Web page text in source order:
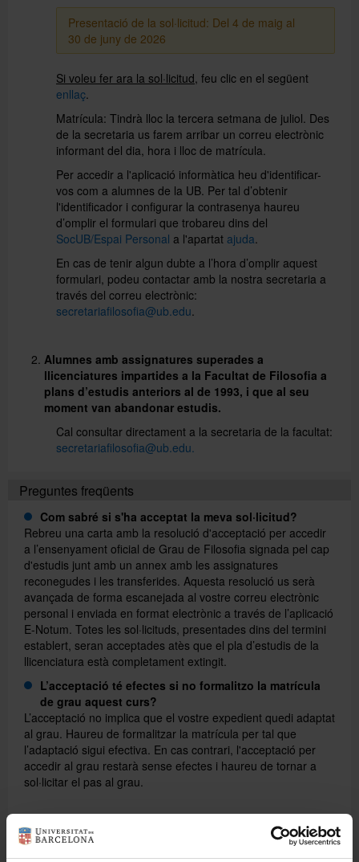
Presentació de la sol·licitud: Del 4 de maig al
30 de juny de 2026
Si voleu fer ara la sol·licitud , feu clic en el següent
enllaç
Matrícula: Tindrà lloc la tercera setmana de juliol. Des
de la secretaria us farem arribar un correu electrònic
informant del dia, hora i lloc de matrícula.
Per accedir a l'aplicació informàtica heu d'identificar-
vos com a alumnes de la UB. Per tal d’obtenir
l'identificador i configurar la contrasenya haureu
d’omplir el formulari que trobareu dins del
SocUB/Espai Personal a l'apartat ajuda
En cas de tenir algun dubte a l’hora d’omplir aquest
formulari, podeu contactar amb la nostra secretaria a
través del correu electrònic:
secretariafilosofia@ub.edu
Alumnes amb assignatures superades a
llicenciatures impartides a la Facultat de Filosofia a
plans d’estudis anteriors al de 1993, i que al seu
moment van abandonar estudis.
Cal consultar directament a la secretaria de la facultat:
secretariafilosofia@ub.edu.
Preguntes freqüents
Com sabré si s'ha acceptat la meva sol·licitud?
Rebreu una carta amb la resolució d'acceptació per accedir
a l’ensenyament oficial de Grau de Filosofia signada pel cap
d'estudis junt amb un annex amb les assignatures
reconegudes i les transferides. Aquesta resolució us serà
avançada de forma escanejada al vostre correu electrònic
personal i enviada en format electrònic a través de l’aplicació
E-Notum. Totes les sol·licituds, presentades dins del termini
establert, seran acceptades atès que el pla d’estudis de la
llicenciatura està completament extingit.
L’acceptació té efectes si no formalitzo la matrícula
de grau aquest curs?
L’acceptació no implica que el vostre expedient quedi adaptat
al grau. Haureu de formalitzar la matrícula per tal que
l’adaptació sigui efectiva. En cas contrari, l'acceptació per
accedir al grau restarà sense efectes i haureu de tornar a
sol·licitar el pas al grau.
El tràmit per sol·licitar l’adaptació així com l’acceptació per